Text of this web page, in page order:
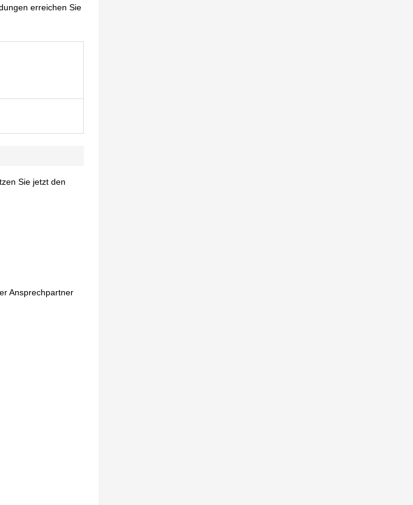
erreichen Sie
Sie jetzt den
Ansprechpartner